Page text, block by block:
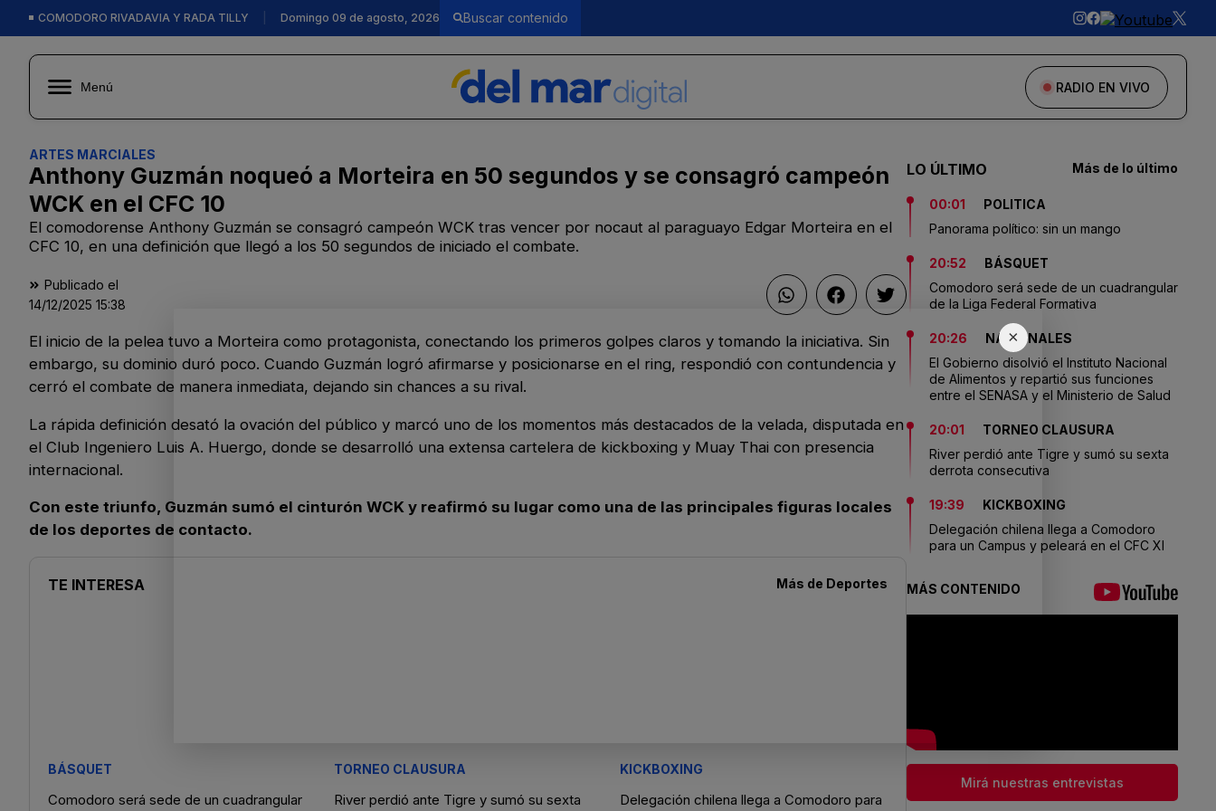
COMODORO RIVADAVIA Y RADA TILLY Domingo 09 de agosto, 2026
Menú RADIO EN VIVO
×
ARTES MARCIALES
Anthony Guzmán noqueó a Morteira en 50 segundos y se consagró campeón
WCK en el CFC 10
El comodorense Anthony Guzmán se consagró campeón WCK tras vencer por nocaut al paraguayo Edgar Morteira en el
CFC 10, en una definición que llegó a los 50 segundos de iniciado el combate.
Publicado el
14/12/2025 15:38
El inicio de la pelea tuvo a Morteira como protagonista, conectando los primeros golpes claros y tomando la iniciativa. Sin
embargo, su dominio duró poco. Cuando Guzmán logró afirmarse y posicionarse en el ring, respondió con contundencia y
cerró el combate de manera inmediata, dejando sin chances a su rival.
La rápida definición desató la ovación del público y marcó uno de los momentos más destacados de la velada, disputada en
el Club Ingeniero Luis A. Huergo, donde se desarrolló una extensa cartelera de kickboxing y Muay Thai con presencia
internacional.
Con este triunfo, Guzmán sumó el cinturón WCK y reafirmó su lugar como una de las principales figuras locales
de los deportes de contacto.
TE INTERESA Más de Deportes
BÁSQUET
Comodoro será sede de un cuadrangular
TORNEO CLAUSURA
River perdió ante Tigre y sumó su sexta
KICKBOXING
Delegación chilena llega a Comodoro para
LO ÚLTIMO Más de lo último
00:01
POLITICA
Panorama político: sin un mango
20:52
BÁSQUET
Comodoro será sede de un cuadrangular
de la Liga Federal Formativa
20:26
NACIONALES
El Gobierno disolvió el Instituto Nacional
de Alimentos y repartió sus funciones
entre el SENASA y el Ministerio de Salud
20:01
TORNEO CLAUSURA
River perdió ante Tigre y sumó su sexta
derrota consecutiva
19:39
KICKBOXING
Delegación chilena llega a Comodoro
para un Campus y peleará en el CFC XI
MÁS CONTENIDO
Mirá nuestras entrevistas